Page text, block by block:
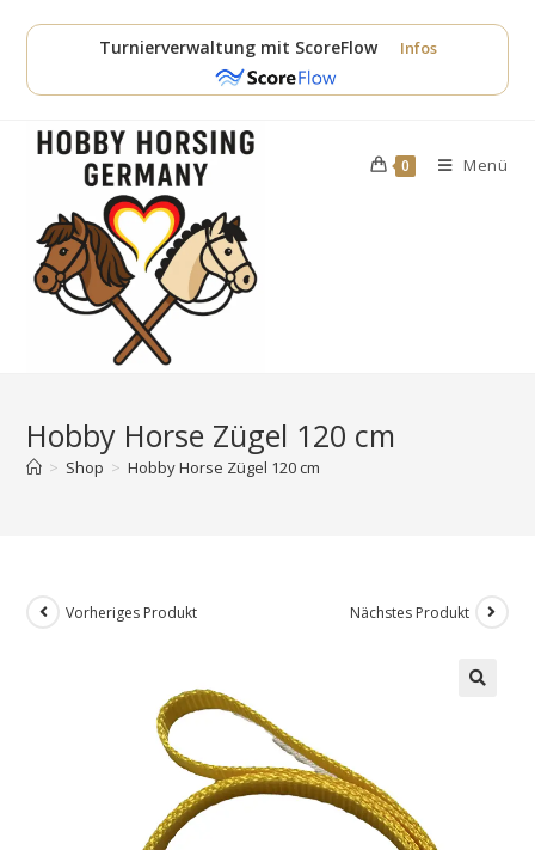
Inhalt
Turnierverwaltung mit ScoreFlow Infos
0 Menü
Hobby Horse Zügel 120 cm
> Shop > Hobby Horse Zügel 120 cm
Vorheriges Produkt Nächstes Produkt